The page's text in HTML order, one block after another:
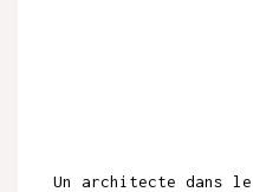
Un architecte dans le